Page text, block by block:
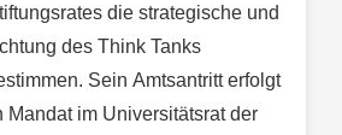
die strategische und
des Think Tanks
Sein Amtsantritt erfolgt
Mandat im Universitätsrat der